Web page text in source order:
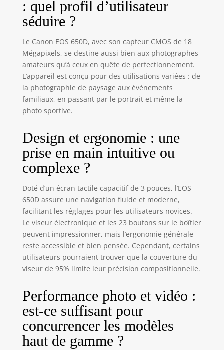
: quel profil d’utilisateur
séduire ?
Le Canon EOS 650D, avec son capteur CMOS de 18
Mégapixels, se destine aussi bien aux photographes
amateurs qu’à ceux en quête de perfectionnement.
L’appareil est conçu pour des utilisations variées : de
la photographie de paysage aux événements
familiaux, en passant par le portrait et même la
photo sportive.
Design et ergonomie : une
prise en main intuitive ou
complexe ?
Doté d’un écran tactile capacitif de 3 pouces, l’EOS
650D assure une navigation fluide et moderne,
facilitant les réglages pour les utilisateurs novices.
Le viseur électronique et les 23 boutons sur le boîtier
peuvent impressionner, mais l’ergonomie générale
reste accessible et bien pensée. Cependant, certains
utilisateurs pourraient trouver que la couverture du
viseur de 95% limite leur précision compositionnelle.
Performance photo et vidéo :
est-ce suffisant pour
concurrencer les modèles
haut de gamme ?